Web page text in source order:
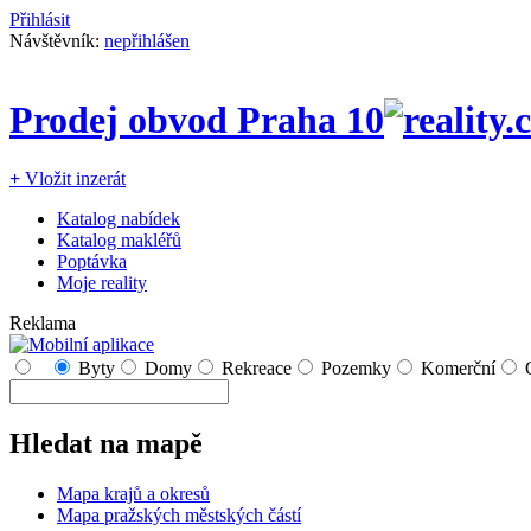
Přihlásit
Návštěvník: nepřihlášen
Prodej obvod Praha 10
+ Vložit inzerát
Katalog nabídek
Katalog makléřů
Poptávka
Moje reality
Reklama
Byty Domy Rekreace Pozemky Komerční
Hledat na mapě
Mapa krajů a okresů
Mapa pražských městských částí